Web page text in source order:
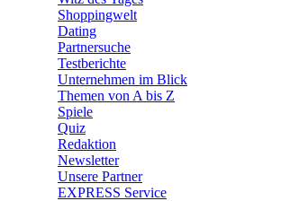
Shoppingwelt
Dating
Partnersuche
Testberichte
Unternehmen im Blick
Themen von A bis Z
Spiele
Quiz
Redaktion
Newsletter
Unsere Partner
EXPRESS Service